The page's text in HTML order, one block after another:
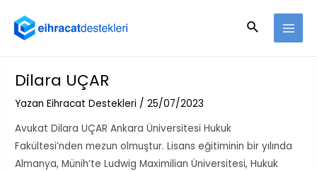
Dilara UÇAR
Yazan Eihracat Destekleri /25/07/2023
Avukat Dilara UÇAR Ankara Üniversitesi Hukuk
Fakültesi’nden mezun olmuştur. Lisans eğitiminin bir yılında
Almanya, Münih’te Ludwig Maximilian Üniversitesi, Hukuk